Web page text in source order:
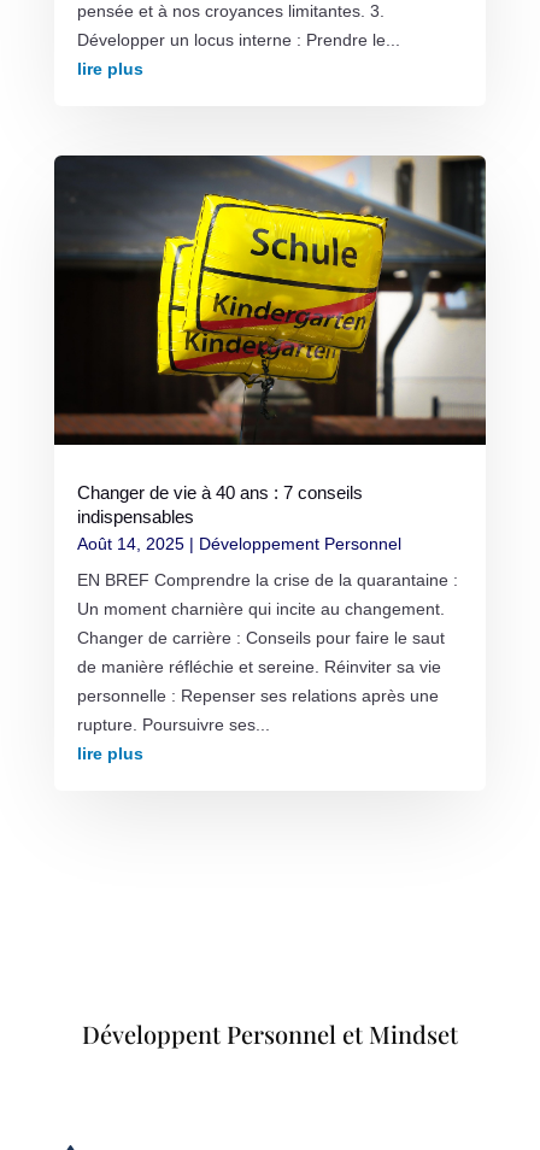
pensée et à nos croyances limitantes. 3.
Développer un locus interne : Prendre le...
lire plus
Changer de vie à 40 ans : 7 conseils
indispensables
Août 14, 2025| Développement Personnel
EN BREF Comprendre la crise de la quarantaine :
Un moment charnière qui incite au changement.
Changer de carrière : Conseils pour faire le saut
de manière réfléchie et sereine. Réinviter sa vie
personnelle : Repenser ses relations après une
rupture. Poursuivre ses...
lire plus
Développent Personnel et Mindset